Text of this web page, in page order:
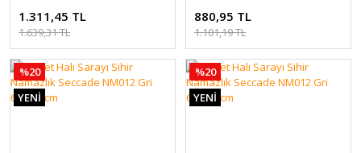
1.311,45 TL
1.639,31 TL
880,95 TL
1.101,19 TL
%20
YENİ
%20
YENİ